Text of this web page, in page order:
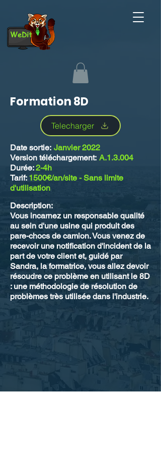
WeDit
Formation 8D
Telecharger
Date sortie: Janvier 2022
Version téléchargement: A.1.3.004
Durée:2-4h
Tarif: 1500€/an/site - Sans limite
d'utilisation
Description:
Vous incarnez un responsable qualité
au sein d'une usine qui produit des
pare-chocs de camion. Vous venez de
recevoir une notification d'incident de la
part de votre client et, guidé par
Sandra, la formatrice, vous allez devoir
résoudre ce problème en utilisant le 8D
: une méthodologie de résolution de
problèmes très utilisée dans l'industrie.